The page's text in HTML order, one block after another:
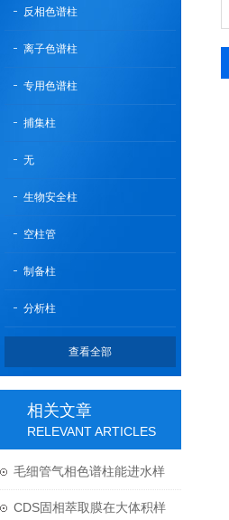
反相色谱柱
离子色谱柱
专用色谱柱
捕集柱
无
生物安全柱
空柱管
制备柱
分析柱
查看全部
相关文章
RELEVANT ARTICLES
毛细管气相色谱柱能进水样
吗？
CDS固相萃取膜在大体积样